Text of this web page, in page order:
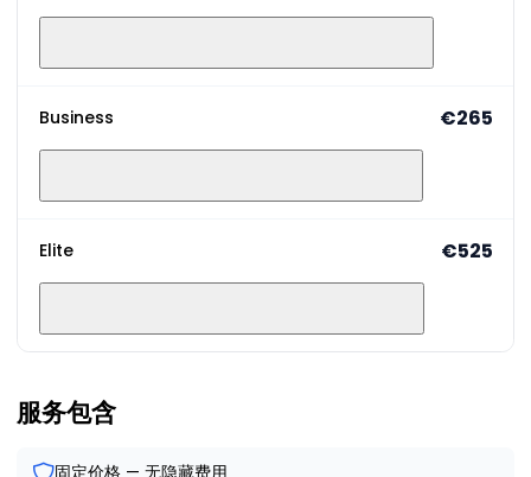
Business €265
Elite €525
服务包含
固定价格 — 无隐藏费用